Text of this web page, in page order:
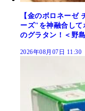
【金のボロネーゼ
ーズ"を神融合して
のグラタン！＜野
2026年08月07日 11:30